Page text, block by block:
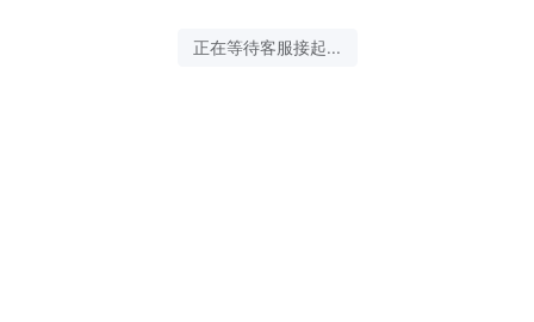
正在等待客服接起...